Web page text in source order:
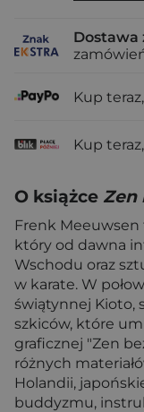
Dostawa
Kup
Kup
O książce Zen
Frenk
który od dawna
Wschodu oraz
w karate. W
świątynnej Kioto,
szkiców, które
graficznej "Zen
różnych
Holandii,
buddyzmu,